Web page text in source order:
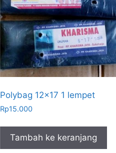
Polybag 12×17 1 lempet
Rp15.000
Tambah ke keranjang